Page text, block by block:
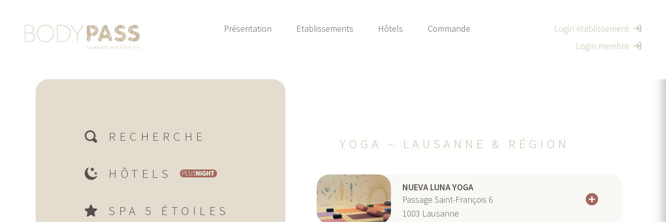
Présentation Etablissements Hôtels Commande
Login établissement
Login membre
RECHERCHE
HÔTELS
SPA 5 ÉTOILES
YOGA – LAUSANNE & RÉGION
NUEVA LUNA YOGA
Passage Saint-François 6
1003 Lausanne